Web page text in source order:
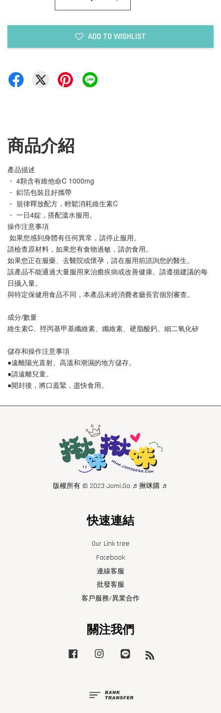
ADD TO WISHLIST
商品介紹
產品描述
・ 4顆含有維他命C 1000mg
・ 鋁箔包裝且好攜帶
・ 規律釋放配方，輕鬆消耗維生素C
・ 一日4錠，搭配溫水服用。
操作注意事項
如果您感到身體有任何異常，請停止服用。
請檢查原材料，如果您有食物過敏，請勿食用。
如果您正在服藥、去醫院或懷孕，請在服用前諮詢您的醫生。
該產品不能通過大量服用來治癒疾病或改善健康。請遵循建議的每
日攝入量。
與特定保健用食品不同，本產品未經消費者廳長官個別審查。
成分/數量
維生素C、羥丙基甲基纖維素、纖維素、硬脂酸鈣、細二氧化矽
儲存和操作注意事項
●遠離陽光直射、高溫和潮濕的地方儲存。
●請遠離兒童。
●開封後，將口蓋緊，盡快食用。
版權所有 © 2023 Jomi.Go ♬揪咪購 ♬
快速連結
Our Link tree
Facebook
連線客服
批發客服
客戶服務/異業合作
關注我們
Facebook Instagram